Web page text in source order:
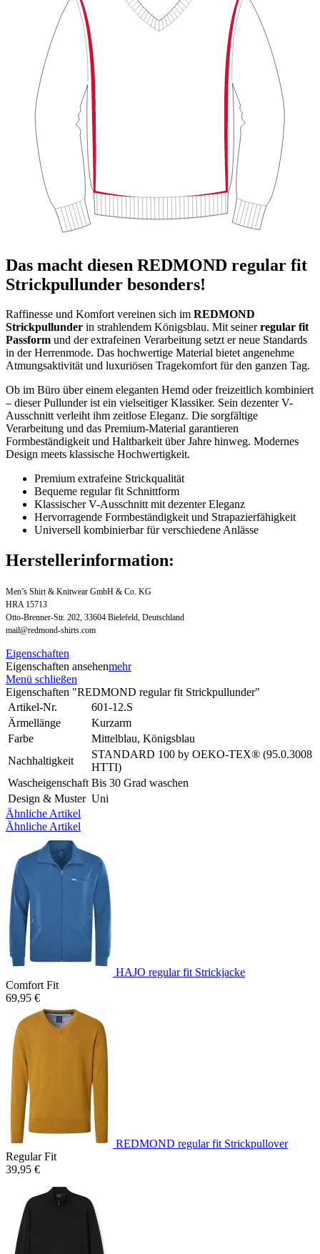
Das macht diesen REDMOND regular fit
Strickpullunder besonders!
Raffinesse und Komfort vereinen sich im REDMOND
Strickpullunder in strahlendem Königsblau. Mit seinerregular fit
Passform und der extrafeinen Verarbeitung setzt er neue Standards
in der Herrenmode. Das hochwertige Material bietet angenehme
Atmungsaktivität und luxuriösen Tragekomfort für den ganzen Tag.
Ob im Büro über einem eleganten Hemd oder freizeitlich kombiniert
– dieser Pullunder ist ein vielseitiger Klassiker. Sein dezenter V-
Ausschnitt verleiht ihm zeitlose Eleganz. Die sorgfältige
Verarbeitung und das Premium-Material garantieren
Formbeständigkeit und Haltbarkeit über Jahre hinweg. Modernes
Design meets klassische Hochwertigkeit.
Premium extrafeine Strickqualität
Bequeme regular fit Schnittform
Klassischer V-Ausschnitt mit dezenter Eleganz
Hervorragende Formbeständigkeit und Strapazierfähigkeit
Universell kombinierbar für verschiedene Anlässe
Herstellerinformation:
Men’s Shirt & Knitwear GmbH & Co. KG
HRA 15713
Otto-Brenner-Str. 202, 33604 Bielefeld, Deutschland
mail@redmond-shirts.com
Eigenschaften
Eigenschaften ansehenmehr
Menü schließen
Eigenschaften "REDMOND regular fit Strickpullunder"
Artikel-Nr.
601-12.S
Ärmellänge
Kurzarm
Farbe
Mittelblau, Königsblau
Nachhaltigkeit
STANDARD 100 by OEKO-TEX® (95.0.3008
HTTI)
Wascheigenschaft Bis 30 Grad waschen
Design & Muster Uni
Ähnliche Artikel
Ähnliche Artikel
HAJO regular fit Strickjacke
Comfort Fit
69,95 €
REDMOND regular fit Strickpullover
Regular Fit
39,95 €